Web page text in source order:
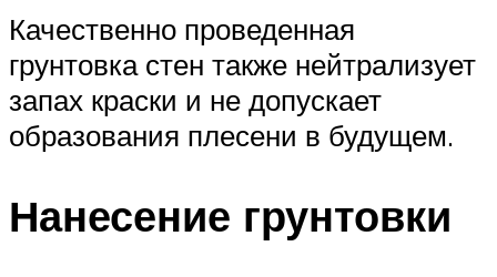
Качественно проведенная
грунтовка стен также нейтрализует
запах краски и не допускает
образования плесени в будущем.
Нанесение грунтовки